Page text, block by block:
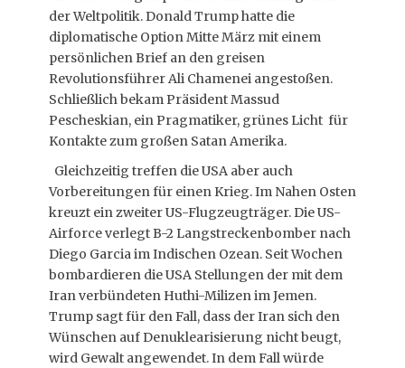
der Weltpolitik. Donald Trump hatte die
diplomatische Option Mitte März mit einem
persönlichen Brief an den greisen
Revolutionsführer Ali Chamenei angestoßen.
Schließlich bekam Präsident Massud
Pescheskian, ein Pragmatiker, grünes Licht für
Kontakte zum großen Satan Amerika.
Gleichzeitig treffen die USA aber auch
Vorbereitungen für einen Krieg. Im Nahen Osten
kreuzt ein zweiter US-Flugzeugträger. Die US-
Airforce verlegt B-2 Langstreckenbomber nach
Diego Garcia im Indischen Ozean. Seit Wochen
bombardieren die USA Stellungen der mit dem
Iran verbündeten Huthi-Milizen im Jemen.
Trump sagt für den Fall, dass der Iran sich den
Wünschen auf Denuklearisierung nicht beugt,
wird Gewalt angewendet. In dem Fall würde